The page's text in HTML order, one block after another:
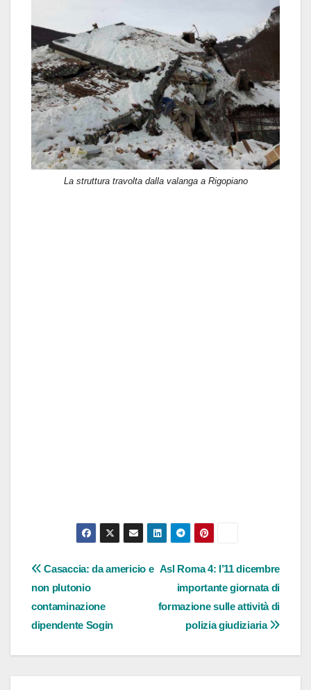
La struttura travolta dalla valanga a Rigopiano
Navigazione
articoli
Asl Roma 4: l’11 dicembre
importante giornata di
formazione sulle attività di
polizia giudiziaria
Casaccia: da americio e
non plutonio
contaminazione
dipendente Sogin